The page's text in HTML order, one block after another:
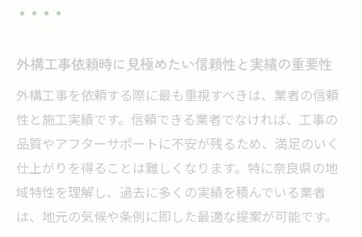
満足度を高める外構工事の選び方ガイド
外構工事の満足度を左右するデザイン提案
の比較方法
外構工事業者を口コミや実例で選ぶポイン
ト解説
安さだけでなく品質も重視した外構工事の
選び方
外構工事依頼時に見極めたい信頼性と実績の重要性
外構工事を依頼する際に最も重視すべきは、業者の信頼
性と施工実績です。信頼できる業者でなければ、工事の
品質やアフターサポートに不安が残るため、満足のいく
仕上がりを得ることは難しくなります。特に奈良県の地
域特性を理解し、過去に多くの実績を積んでいる業者
は、地元の気候や条例に即した最適な提案が可能です。